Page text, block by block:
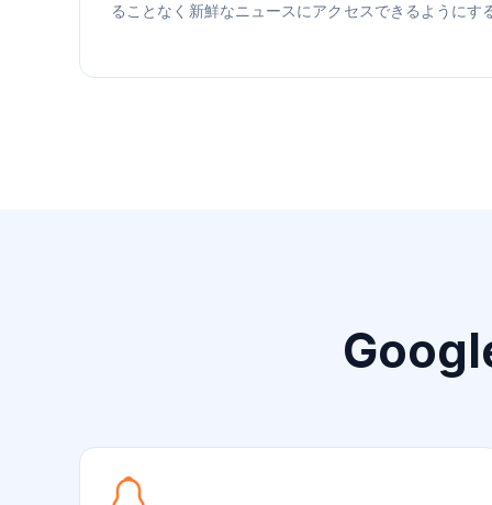
ることなく新鮮なニュースにアクセスできるようにす